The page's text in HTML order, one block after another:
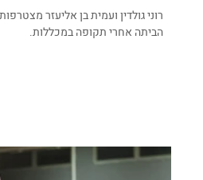
רוני גולדין ועמית בן אליעזר
הביתה אחרי תקופה במכללות.